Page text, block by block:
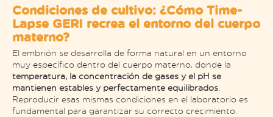
Condiciones de cultivo: ¿Cómo Time-
Lapse GERI recrea el entorno del cuerpo
materno?
El embrión se desarrolla de forma natural en un entorno
muy específico dentro del cuerpo materno, donde la
temperatura, la concentración de gases y el pH se
mantienen estables y perfectamente equilibrados
Reproducir esas mismas condiciones en el laboratorio es
fundamental para garantizar su correcto crecimiento.